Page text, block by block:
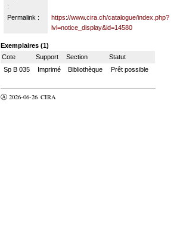
:
Permalink :
https://www.cira.ch/catalogue/index.php?
lvl=notice_display&id=14580
Exemplaires (1)
Cote
Support Section
Statut
Sp B 035
Imprimé Bibliothèque Prêt possible
Ⓐ 2026-06-26 CIRA